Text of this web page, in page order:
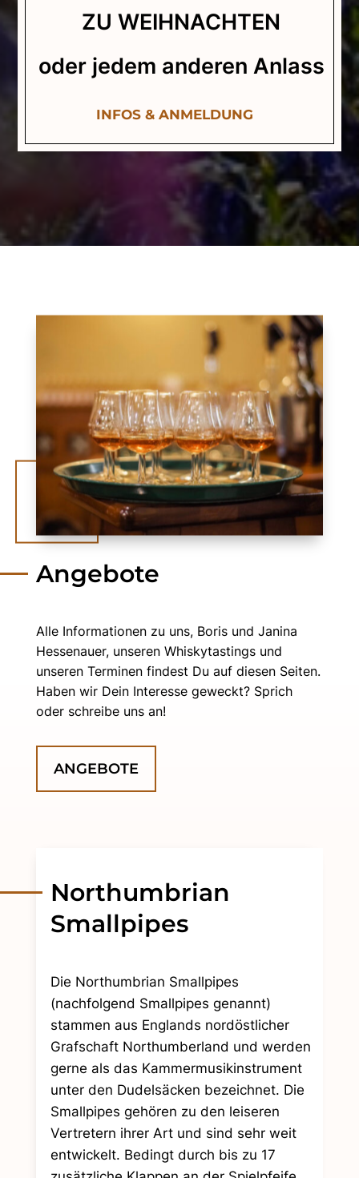
ZU WEIHNACHTEN
oder jedem anderen Anlass
INFOS & ANMELDUNG
Angebote
Alle Informationen zu uns, Boris und Janina
Hessenauer, unseren Whiskytastings und
unseren Terminen findest Du auf diesen Seiten.
Haben wir Dein Interesse geweckt? Sprich
oder schreibe uns an!
ANGEBOTE
Northumbrian
Smallpipes
Die Northumbrian Smallpipes
(nachfolgend Smallpipes genannt)
stammen aus Englands nordöstlicher
Grafschaft Northumberland und werden
gerne als das Kammermusikinstrument
unter den Dudelsäcken bezeichnet. Die
Smallpipes gehören zu den leiseren
Vertretern ihrer Art und sind sehr weit
entwickelt. Bedingt durch bis zu 17